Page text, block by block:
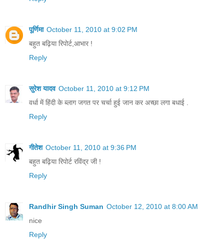
पूर्णिमा October 11, 2010 at 9:02 PM
बहुत बढ़िया रिपोर्ट,आभार !
Reply
सुरेश यादव October 11, 2010 at 9:12 PM
वर्धा में हिंदी के ब्लाग जगत पर चर्चा हुई जान कर अच्छा लगा बधाई .
Reply
गीतेश October 11, 2010 at 9:36 PM
बहुत बढ़िया रिपोर्ट रविंद्र जी !
Reply
Randhir Singh Suman October 12, 2010 at 8:00 AM
nice
Reply